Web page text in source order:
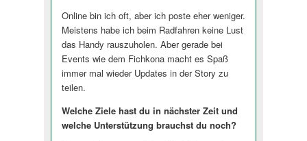
Online bin ich oft, aber ich poste eher weniger.
Meistens habe ich beim Radfahren keine Lust
das Handy rauszuholen. Aber gerade bei
Events wie dem Fichkona macht es Spaß
immer mal wieder Updates in der Story zu
teilen.
Welche Ziele hast du in nächster Zeit und
welche Unterstützung brauchst du noch?